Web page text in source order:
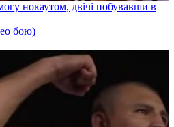
нокаутом, двічі побувавши в
бою)